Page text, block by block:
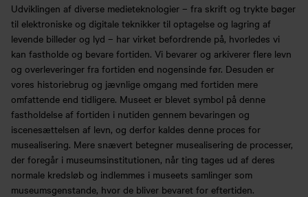
Udviklingen af diverse medieteknologier – fra skrift og trykte bøger
til elektroniske og digitale teknikker til optagelse og lagring af
levende billeder og lyd – har virket befordrende på, hvorledes vi
kan fastholde og bevare fortiden. Vi bevarer og arkiverer flere levn
og overleveringer fra fortiden end nogensinde før. Desuden er
vores historiebrug og jævnlige omgang med fortiden mere
omfattende end tidligere. Museet er blevet symbol på denne
fastholdelse af fortiden i nutiden gennem bevaringen og
iscenesættelsen af levn, og derfor kaldes denne proces for
musealisering. Mere snævert betegner musealisering de processer,
der foregår i museumsinstitutionen, når ting tages ud af deres
normale kredsløb og indlemmes i museets samlinger som
museumsgenstande, hvor de bliver bevaret for eftertiden.